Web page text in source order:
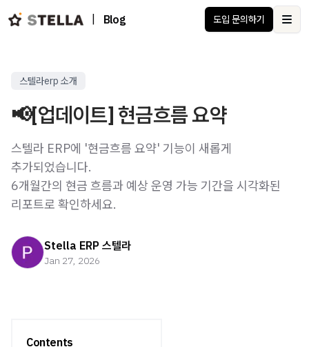
Blog 도입 문의하기
스텔라erp 소개
📢[업데이트] 현금흐름 요약
스텔라 ERP에 '현금흐름 요약' 기능이 새롭게
추가되었습니다.
6개월간의 현금 흐름과 예상 운영 가능 기간을 시각화된
리포트로 확인하세요.
Stella ERP 스텔라
Jan 27, 2026
Contents